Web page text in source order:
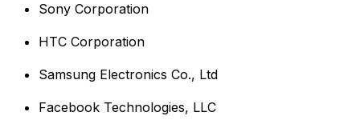
Sony Corporation
HTC Corporation
Samsung Electronics Co., Ltd
Facebook Technologies, LLC